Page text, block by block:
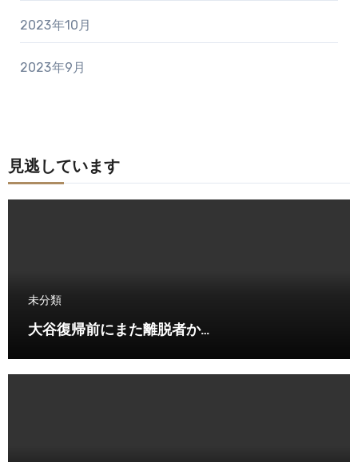
2023年10月
2023年9月
見逃しています
未分類
大谷復帰前にまた離脱者か…